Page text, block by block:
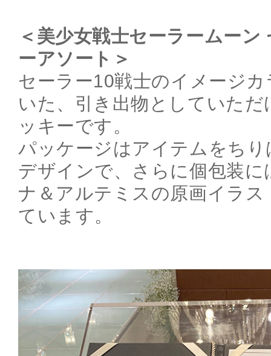
＜美少女戦士セーラームー
ーアソート＞
セーラー10戦士のイメージ
いた、引き出物としていた
ッキーです。
パッケージはアイテムをち
デザインで、さらに個包装に
ナ＆アルテミスの原画イラ
ています。